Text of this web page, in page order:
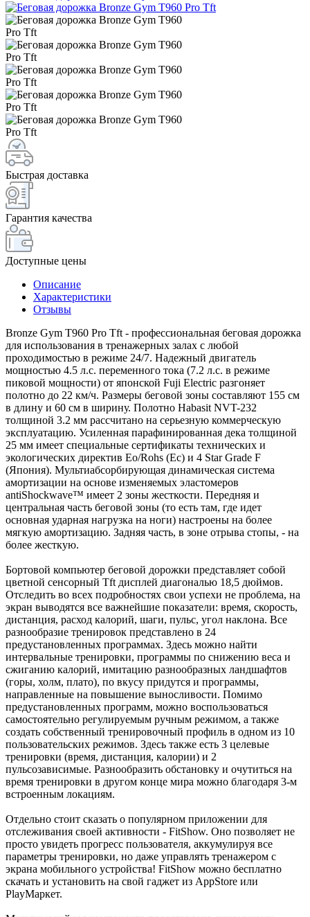
Быстрая доставка
Гарантия качества
Доступные цены
Описание
Характеристики
Отзывы
Bronze Gym T960 Pro Tft - профессиональная беговая дорожка
для использования в тренажерных залах с любой
проходимостью в режиме 24/7. Надежный двигатель
мощностью 4.5 л.с. переменного тока (7.2 л.с. в режиме
пиковой мощности) от японской Fuji Electric разгоняет
полотно до 22 км/ч. Размеры беговой зоны составляют 155 см
в длину и 60 см в ширину. Полотно Habasit NVT-232
толщиной 3.2 мм рассчитано на серьезную коммерческую
эксплуатацию. Усиленная парафинированная дека толщиной
25 мм имеет специальные сертификаты технических и
экологических директив Eo/Rohs (Ес) и 4 Star Grade F
(Япония). Мультиабсорбирующая динамическая система
амортизации на основе изменяемых эластомеров
antiShockwave™ имеет 2 зоны жесткости. Передняя и
центральная часть беговой зоны (то есть там, где идет
основная ударная нагрузка на ноги) настроены на более
мягкую амортизацию. Задняя часть, в зоне отрыва стопы, - на
более жесткую.
Бортовой компьютер беговой дорожки представляет собой
цветной сенсорный Tft дисплей диагональю 18,5 дюймов.
Отследить во всех подробностях свои успехи не проблема, на
экран выводятся все важнейшие показатели: время, скорость,
дистанция, расход калорий, шаги, пульс, угол наклона. Все
разнообразие тренировок представлено в 24
предустановленных программах. Здесь можно найти
интервальные тренировки, программы по снижению веса и
сжиганию калорий, имитацию разнообразных ландшафтов
(горы, холм, плато), по вкусу придутся и программы,
направленные на повышение выносливости. Помимо
предустановленных программ, можно воспользоваться
самостоятельно регулируемым ручным режимом, а также
создать собственный тренировочный профиль в одном из 10
пользовательских режимов. Здесь также есть 3 целевые
тренировки (время, дистанция, калории) и 2
пульсозависимые. Разнообразить обстановку и очутиться на
время тренировки в другом конце мира можно благодаря 3-м
встроенным локациям.
Отдельно стоит сказать о популярном приложении для
отслеживания своей активности - FitShow. Оно позволяет не
просто увидеть прогресс пользователя, аккумулируя все
параметры тренировки, но даже управлять тренажером с
экрана мобильного устройства! FitShow можно бесплатно
скачать и установить на свой гаджет из AppStore или
PlayМаркет.